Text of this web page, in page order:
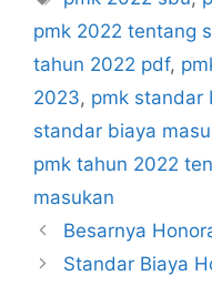
pmk 2022 tentang
tahun 2022 pdf,
2023, pmk standar
standar biaya
pmk tahun 2022
masukan
Besarnya
Standar Biaya